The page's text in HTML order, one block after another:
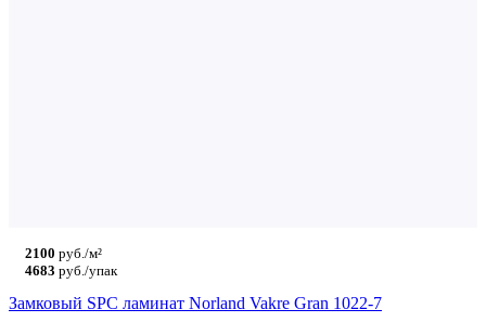
2100 руб./м²
4683 руб./упак
Замковый SPC ламинат Norland Vakre Gran 1022-7